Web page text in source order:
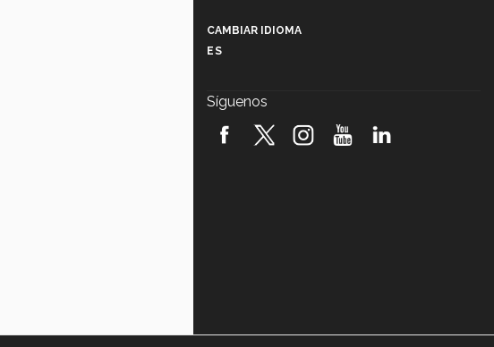
robótica FIRST 2026! (video)
CAMBIAR IDIOMA
ES
Síguenos